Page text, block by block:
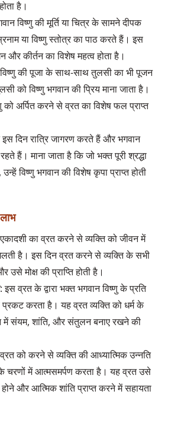
विष्णु की मूर्ति या चित्र के सामने दीपक
या विष्णु स्तोत्र का पाठ करते हैं। इस
की पूजा के साथ-साथ तुलसी का भी पूजन
को विष्णु भगवान की प्रिय माना जाता है।
को अर्पित करने से व्रत का विशेष फल प्राप्त
दिन रात्रि जागरण करते हैं और भगवान
हैं। माना जाता है कि जो भक्त पूरी श्रद्धा
विष्णु भगवान की विशेष कृपा प्राप्त होती
का व्रत करने से व्यक्ति को जीवन में
है। इस दिन व्रत करने से व्यक्ति के सभी
: इस व्रत के द्वारा भक्त भगवान विष्णु के प्रति
करता है। यह व्रत व्यक्ति को धर्म के
में संयम, शांति, और संतुलन बनाए रखने की
को करने से व्यक्ति की आध्यात्मिक उन्नति
चरणों में आत्मसमर्पण करता है। यह व्रत उसे
और आत्मिक शांति प्राप्त करने में सहायता